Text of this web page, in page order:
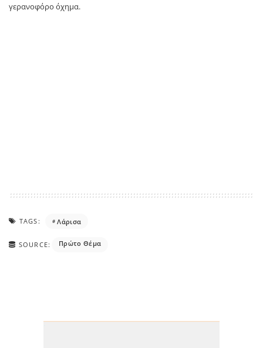
γερανοφόρο όχημα.
TAGS: Λάρισα
SOURCE: Πρώτο Θέμα